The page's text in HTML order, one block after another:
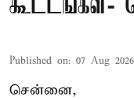
கூட்டங்கள்-
Published on: 07 Aug
சென்னை,